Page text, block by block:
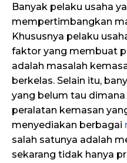
Banyak pelaku usaha
mempertimbangkan
Khususnya pelaku
faktor yang membuat
adalah masalah
berkelas. Selain itu,
yang belum tau
peralatan kemasan
menyediakan berbagai
salah satunya adalah
sekarang tidak hanya